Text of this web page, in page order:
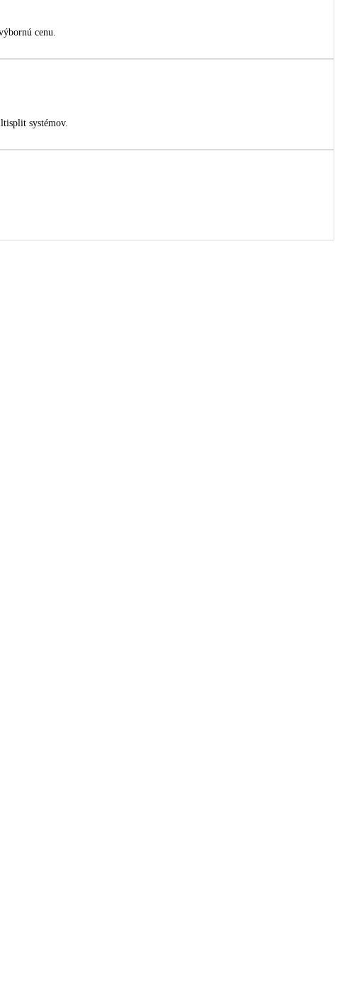
cenu.
systémov.